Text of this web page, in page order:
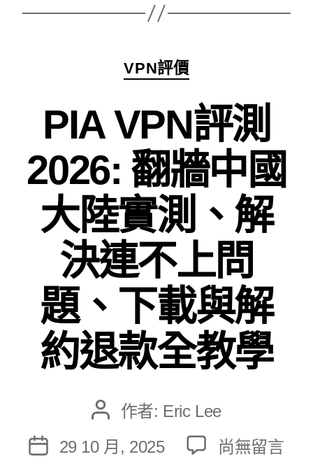
分
類
VPN評價
PIA VPN評測
2026: 翻牆中國
大陸實測、解
決連不上問
題、下載與解
約退款全教學
文
章
作者: Eric Lee
文
29 10 月, 2025
在
尚無留言